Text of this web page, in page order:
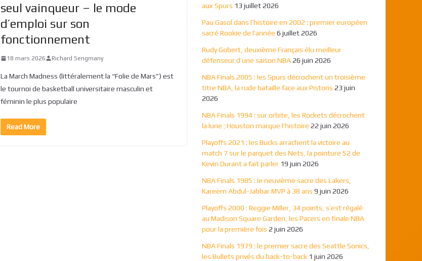
seul vainqueur – le mode
d’emploi sur son
fonctionnement
18 mars 2026 Richard Sengmany
La March Madness (littéralement la “Folie de Mars”) est
le tournoi de basketball universitaire masculin et
féminin le plus populaire
Read More
aux Spurs 13 juillet 2026
Pau Gasol dans l’histoire en 2002 : premier européen
sacré Rookie de l’année 6 juillet 2026
Rudy Gobert, deuxième Français élu meilleur
défenseur d’une saison NBA26 juin 2026
NBA Finals 2005 : les Spurs décrochent un troisième
titre NBA, la rude bataille face aux Pistons 23 juin
2026
NBA Finals 1994 : sur orbite, les Rockets décrochent
la lune ; Houston marque l’histoire 22 juin 2026
Playoffs 2021 : les Bucks arrachent la victoire au
match 7 sur le parquet des Nets, la pointure 52 de
Kevin Durant a fait parler 19 juin 2026
NBA Finals 1985 : le neuvième sacre des Lakers,
Kareem Abdul-Jabbar MVP à 38 ans 9 juin 2026
Playoffs 2000 : Reggie Miller, 34 points, s’est régalé
au Madison Square Garden, les Pacers en finale NBA
pour la première fois 2 juin 2026
NBA Finals 1979 : le premier sacre des Seattle Sonics,
les Bullets privés du back-to-back 1 juin 2026